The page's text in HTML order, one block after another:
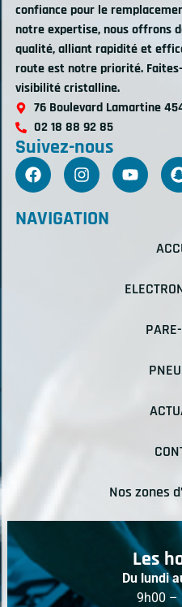
confiance pour le
notre expertise, nous offrons
qualité, alliant rapidité et
route est notre priorité.
visibilité cristalline.
76 Boulevard Lamartine
02 18 88 92 85
Suivez-nous
NAVIGATION
Nos zones
Les
Du lundi
9h00 –